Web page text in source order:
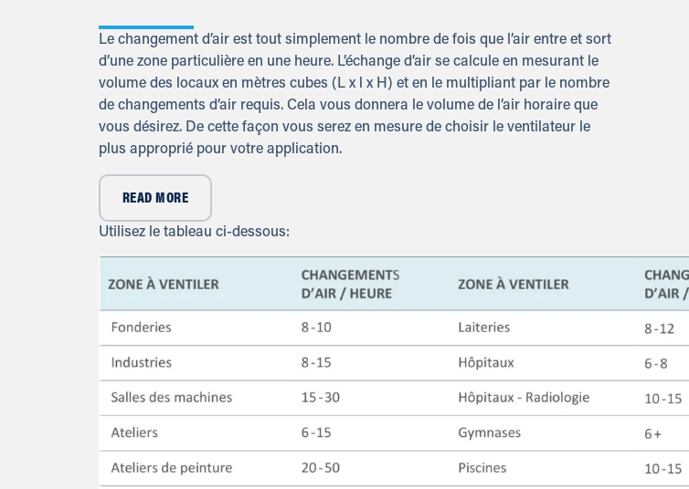
Le changement d’air est tout simplement le nombre de fois que l’air entre et sort
d’une zone particulière en une heure. L’échange d’air se calcule en mesurant le
volume des locaux en mètres cubes (L x l x H) et en le multipliant par le nombre
de changements d’air requis. Cela vous donnera le volume de l’air horaire que
vous désirez. De cette façon vous serez en mesure de choisir le ventilateur le
plus approprié pour votre application.
READ MORE
Utilisez le tableau ci-dessous: